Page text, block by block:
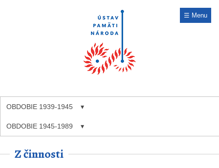
☰ Menu
OBDOBIE 1939-1945
OBDOBIE 1945-1989
Z činnosti